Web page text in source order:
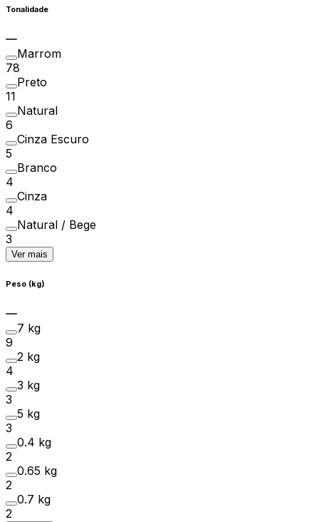
Tonalidade
Marrom
78
Preto
11
Natural
6
Cinza Escuro
5
Branco
4
Cinza
4
Natural / Bege
3
Ver mais
Peso (kg)
7 kg
9
2 kg
4
3 kg
3
5 kg
3
0.4 kg
2
0.65 kg
2
0.7 kg
2